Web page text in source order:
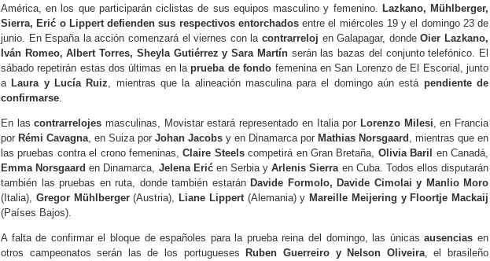
América, en los que participarán ciclistas de sus equipos masculino y femenino. Lazkano, Mühlberger,
Sierra, Erić o Lippert defienden sus respectivos entorchadosentre el miércoles 19 y el domingo 23 de
junio. En España la acción comenzará el viernes con la contrarreloj en Galapagar, dondeOier Lazkano,
Iván Romeo, Albert Torres, Sheyla Gutiérrez y Sara Martínserán las bazas del conjunto telefónico. El
sábado repetirán estas dos últimas en laprueba de fondo femenina en San Lorenzo de El Escorial, junto
a Laura y Lucía Ruiz, mientras que la alineación masculina para el domingo aún está pendiente de
confirmarse.
En lascontrarrelojes masculinas, Movistar estará representado en Italia por Lorenzo Milesi, en Francia
por Rémi Cavagna, en Suiza por Johan Jacobs y en Dinamarca por Mathias Norsgaard , mientras que en
las pruebas contra el crono femeninas,Claire Steelscompetirá en Gran Bretaña, Olivia Baril
en Canadá,
Emma Norsgaard en Dinamarca, Jelena Erićen Serbia yArlenis Sierraen Cuba. Todos ellos disputarán
también las pruebas en ruta, donde también estarán Davide Formolo, Davide Cimolai y Manlio Moro
(Italia), Gregor Mühlberger(Austria), Liane Lippert(Alemania) y Mareille Meijering y Floortje Mackaij
(Países Bajos).
A falta de confirmar el bloque de españoles para la prueba reina del domingo, las únicasausencias en
otros campeonatos serán las de los portugueses
Ruben Guerreiro y Nelson Oliveira, el brasileño